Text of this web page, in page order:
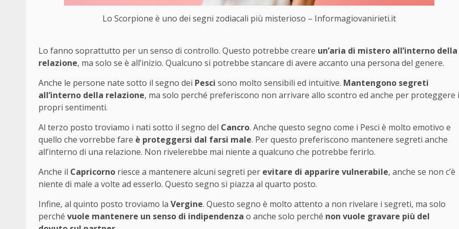
Lo Scorpione è uno dei segni zodiacali più misterioso – Informagiovanirieti.it
Lo fanno soprattutto per un senso di controllo. Questo potrebbe creare un’aria di mistero all’interno della
relazione, ma solo se è all’inizio. Qualcuno si potrebbe stancare di avere accanto una persona del genere.
Anche le persone nate sotto il segno dei Pesci sono molto sensibili ed intuitive. Mantengono segreti
all’interno della relazione, ma solo perché preferiscono non arrivare allo scontro ed anche per proteggere i
propri sentimenti.
Al terzo posto troviamo i nati sotto il segno del Cancro. Anche questo segno come i Pesci è molto emotivo e
quello che vorrebbe fare è proteggersi dal farsi male. Per questo preferiscono mantenere segreti anche
all’interno di una relazione. Non rivelerebbe mai niente a qualcuno che potrebbe ferirlo.
Anche il Capricorno riesce a mantenere alcuni segreti per evitare di apparire vulnerabile, anche se non c’è
niente di male a volte ad esserlo. Questo segno si piazza al quarto posto.
Infine, al quinto posto troviamo la Vergine. Questo segno è molto attento a non rivelare i segreti, ma solo
perché vuole mantenere un senso di indipendenza o anche solo perché non vuole gravare più del